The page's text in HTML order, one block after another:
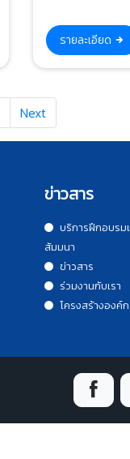
รายละเอียด
Next
ข่าวสาร
บริการฝึกอบรม
สัมมนา
ข่าวสาร
ร่วมงานกับเรา
โครงสร้างองค์